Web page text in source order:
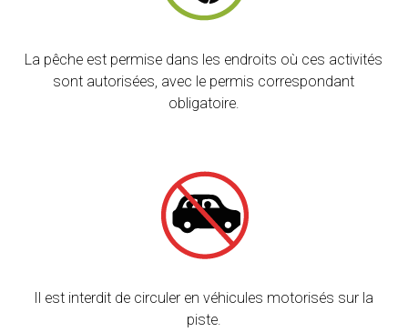
La pêche est permise dans les endroits où ces activités
sont autorisées, avec le permis correspondant
obligatoire.
Il est interdit de circuler en véhicules motorisés sur la
piste.